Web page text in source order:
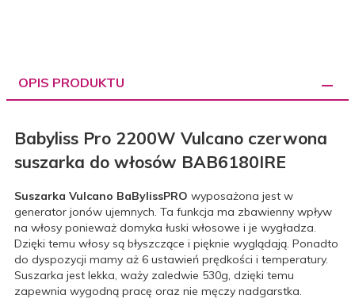
OPIS PRODUKTU
Babyliss Pro 2200W Vulcano czerwona
suszarka do włosów BAB6180IRE
Suszarka Vulcano BaBylissPRO wyposażona jest w
generator jonów ujemnych. Ta funkcja ma zbawienny wpływ
na włosy ponieważ domyka łuski włosowe i je wygładza.
Dzięki temu włosy są błyszczące i pięknie wyglądają. Ponadto
do dyspozycji mamy aż 6 ustawień prędkości i temperatury.
Suszarka jest lekka, waży zaledwie 530g, dzięki temu
zapewnia wygodną pracę oraz nie męczy nadgarstka.